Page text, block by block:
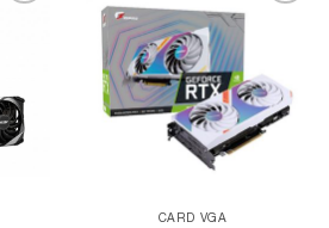
CARD VGA